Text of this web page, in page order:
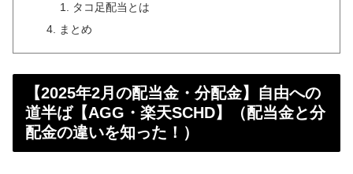
タコ足配当とは
まとめ
【2025年2月の配当金・分配金】自由への
道半ば【AGG・楽天SCHD】（配当金と分
配金の違いを知った！）